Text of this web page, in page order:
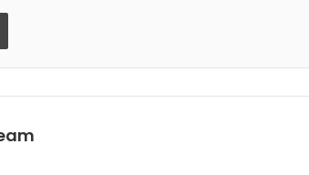
Print